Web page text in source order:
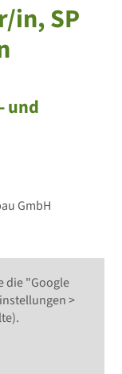
in, SP
und
GmbH
die "Google
>